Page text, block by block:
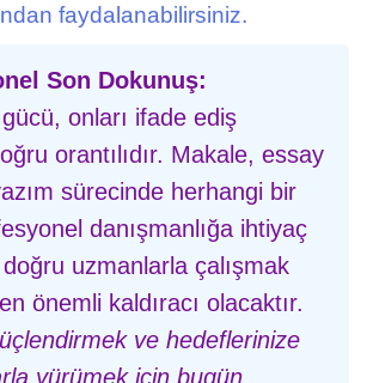
faydalanabilirsiniz.
Son Dokunuş:
onları ifade ediş
orantılıdır. Makale, essay
sürecinde herhangi bir
danışmanlığa ihtiyaç
uzmanlarla çalışmak
önemli kaldıracı olacaktır.
ve hedeflerinize
yürümek için bugün